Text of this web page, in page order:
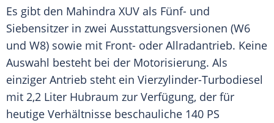
Es gibt den Mahindra XUV als Fünf- und
Siebensitzer in zwei Ausstattungsversionen (W6
und W8) sowie mit Front- oder Allradantrieb. Keine
Auswahl besteht bei der Motorisierung. Als
einziger Antrieb steht ein Vierzylinder-Turbodiesel
mit 2,2 Liter Hubraum zur Verfügung, der für
heutige Verhältnisse beschauliche 140 PS